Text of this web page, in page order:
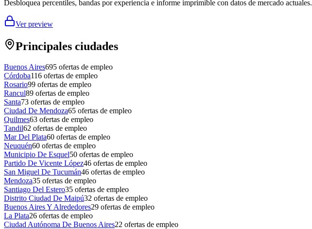
Desbloquea percentiles, bandas por experiencia e informe imprimible con datos de mercado actuales.
Ver preview
Principales ciudades
Buenos Aires695 ofertas de empleo
Córdoba116 ofertas de empleo
Rosario99 ofertas de empleo
Rancul89 ofertas de empleo
Santa73 ofertas de empleo
Ciudad De Mendoza65 ofertas de empleo
Quilmes63 ofertas de empleo
Tandil62 ofertas de empleo
Mar Del Plata60 ofertas de empleo
Neuquén60 ofertas de empleo
Municipio De Esquel50 ofertas de empleo
Partido De Vicente López46 ofertas de empleo
San Miguel De Tucumán46 ofertas de empleo
Mendoza35 ofertas de empleo
Santiago Del Estero35 ofertas de empleo
Distrito Ciudad De Maipú32 ofertas de empleo
Buenos Aires Y Alrededores29 ofertas de empleo
La Plata26 ofertas de empleo
Ciudad Autónoma De Buenos Aires22 ofertas de empleo